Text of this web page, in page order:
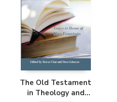
The Old Testament
in Theology and